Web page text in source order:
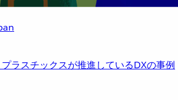
ラスチックスが推進しているDXの事例